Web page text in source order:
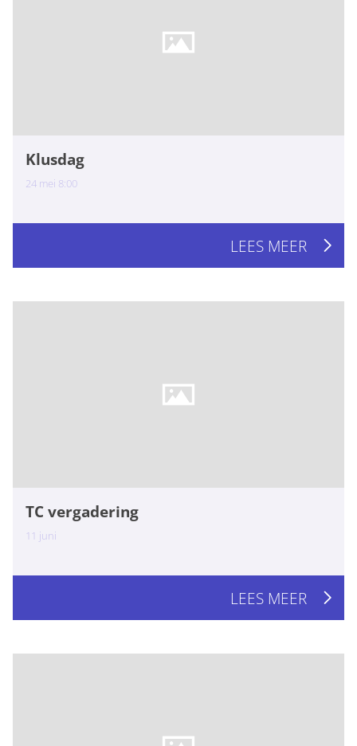
Klusdag
24 mei 8:00
LEES MEER
TC vergadering
11 juni
LEES MEER